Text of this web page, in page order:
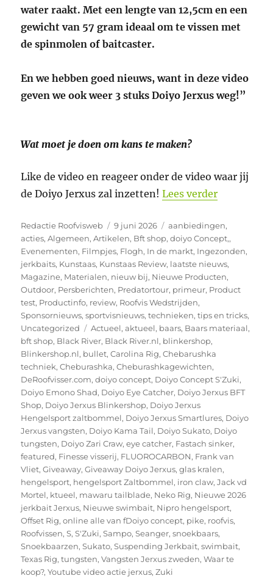
water raakt. Met een lengte van 12,5cm en een
gewicht van 57 gram ideaal om te vissen met
de spinmolen of baitcaster.
En we hebben goed nieuws, want in deze video
geven we ook weer 3 stuks Doiyo Jerxus weg!”
Wat moet je doen om kans te maken?
Like de video en reageer onder de video waar jij
de Doiyo Jerxus zal inzetten!Lees verder“Video
Auteur
Redactie Roofvisweb
Geplaatst
op
9 juni 2026 Categorieën
aanbiedingen,
acties,Algemeen,Artikelen, Bft shop,doiyo Concept,,
Evenementen, Filmpjes, Flogh, In de markt, Ingezonden,
jerkbaits, Kunstaas, Kunstaas Review, laatste nieuws,
Magazine, Materialen, nieuw bij, Nieuwe Producten,
Outdoor, Persberichten, Predatortour, primeur, Product
test, Productinfo, review, Roofvis Wedstrijden,
Sponsornieuws,sportvisnieuws,technieken,tips en tricks,
Uncategorized
Tags
Actueel,aktueel, baars, Baars materiaal,
bft shop, Black River, Black River.nl, blinkershop,
Blinkershop.nl, bullet,Carolina Rig,Chebarushka
techniek,Cheburashka,Cheburashkagewichten,
DeRoofvisser.com,doiyo concept, Doiyo Concept S'Zuki,
Doiyo Emono Shad, Doiyo Eye Catcher, Doiyo Jerxus BFT
Shop, Doiyo Jerxus Blinkershop, Doiyo Jerxus
Hengelsport zaltbommel, Doiyo Jerxus Smartlures, Doiyo
Jerxus vangsten, Doiyo Kama Tail, Doiyo Sukato, Doiyo
tungsten, Doiyo Zari Craw,eye catcher, Fastach sinker,
featured, Finesse visserij, FLUOROCARBON, Frank van
Vliet,Giveaway,Giveaway Doiyo Jerxus,glas kralen,
hengelsport, hengelsport Zaltbommel, iron claw,Jack vd
Mortel, ktueel, mawaru tailblade, Neko Rig, Nieuwe 2026
jerkbait Jerxus, Nieuwe swimbait, Nipro hengelsport,
Offset Rig,online alle van fDoiyo concept, pike, roofvis,
Roofvissen,S,S'Zuki,Sampo,Seanger,snoekbaars,
Snoekbaarzen,Sukato,Suspending Jerkbait,swimbait,
Texas Rig,tungsten,Vangsten Jerxus zweden,Waar te
koop?,Youtube video actie jerxus,Zuki